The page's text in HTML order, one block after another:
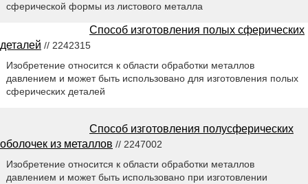
сферической формы из листового металла
Способ изготовления полых сферических
деталей // 2242315
Изобретение относится к области обработки металлов
давлением и может быть использовано для изготовления полых
сферических деталей
Способ изготовления полусферических
оболочек из металлов // 2247002
Изобретение относится к области обработки металлов
давлением и может быть использовано при изготовлении